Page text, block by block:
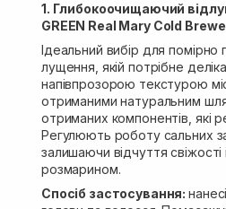
1. Глибокоочищаючий
GREEN Real Mary Cold
Ідеальний вибір для
лущення, якій потрібне
напівпрозорою текстурою
отриманими натуральним
отриманих компонентів, які
Регулюють роботу сальних
залишаючи відчуття
розмарином.
Спосіб застосування: